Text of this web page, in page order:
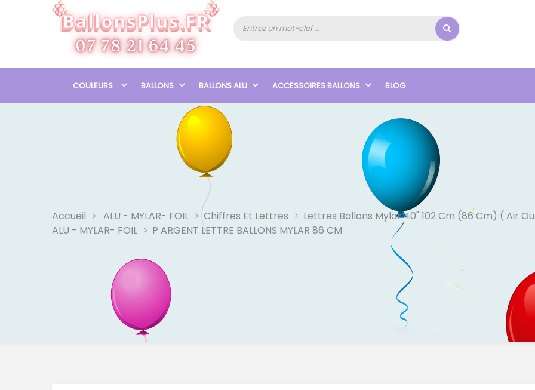
COULEURS BALLONS BALLONS ALU ACCESSOIRES BALLONS BLOG
Accueil ALU - MYLAR- FOIL Chiffres Et Lettres
Lettres Ballons Mylar 40" 102 Cm (86 Cm) ( Air
ALU - MYLAR- FOIL
P ARGENT LETTRE BALLONS MYLAR 86 CM